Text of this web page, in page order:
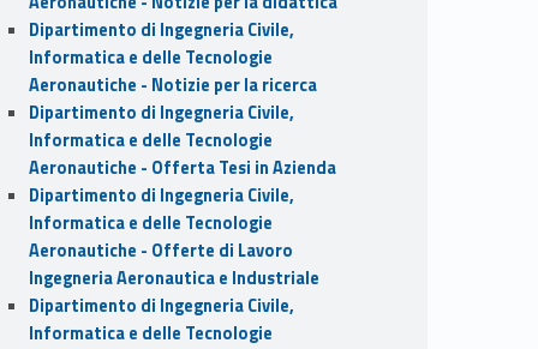
Dipartimento di Ingegneria Civile,
Informatica e delle Tecnologie
Aeronautiche - Notizie per la ricerca
Dipartimento di Ingegneria Civile,
Informatica e delle Tecnologie
Aeronautiche - Offerta Tesi in Azienda
Dipartimento di Ingegneria Civile,
Informatica e delle Tecnologie
Aeronautiche - Offerte di Lavoro
Ingegneria Aeronautica e Industriale
Dipartimento di Ingegneria Civile,
Informatica e delle Tecnologie